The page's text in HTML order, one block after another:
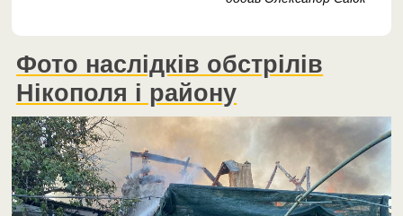
Фото наслідків обстрілів
Нікополя і району